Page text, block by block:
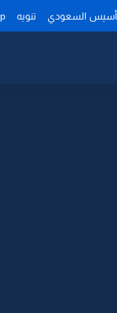
السعودي تنويه